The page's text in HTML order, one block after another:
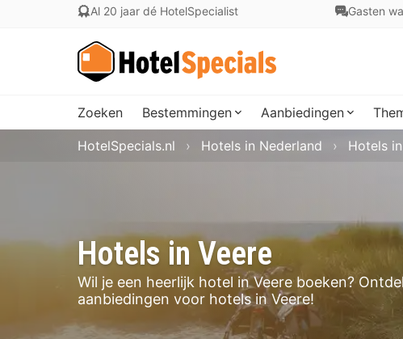
Al 20 jaar dé HotelSpecialist Gasten
Zoeken Bestemmingen Aanbiedingen
Hotels in Veere
Wil je een heerlijk hotel in Veere boeken?
aanbiedingen voor hotels in Veere!
HotelSpecials.nl Hotels in Nederland Hotels